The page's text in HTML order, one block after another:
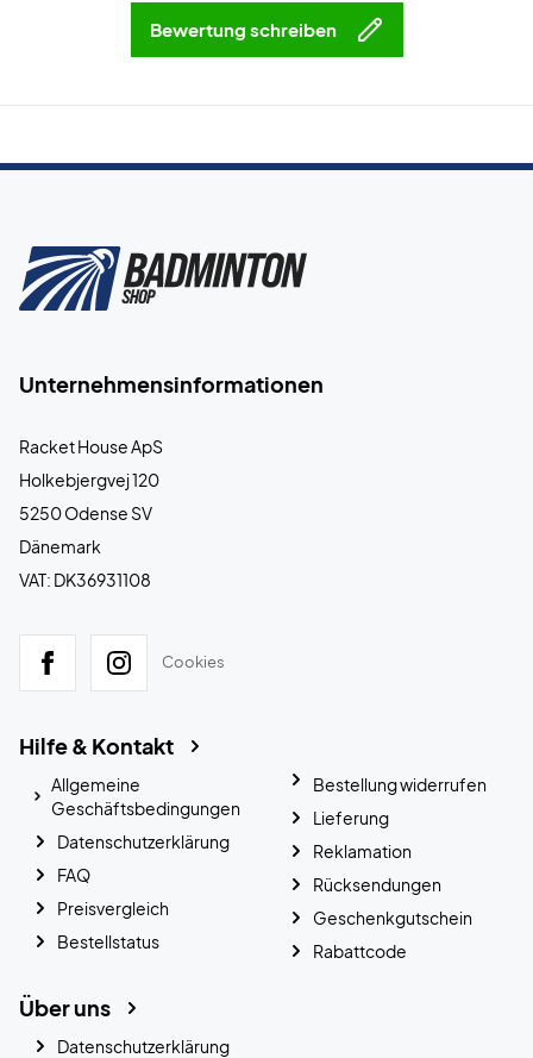
Bewertung schreiben
Unternehmensinformationen
Racket House ApS
Holkebjergvej 120
5250 Odense SV
Dänemark
VAT: DK36931108
Cookies
Hilfe & Kontakt
Allgemeine
Geschäftsbedingungen
Datenschutzerklärung
FAQ
Preisvergleich
Bestellstatus
Bestellung widerrufen
Lieferung
Reklamation
Rücksendungen
Geschenkgutschein
Rabattcode
Über uns
Datenschutzerklärung